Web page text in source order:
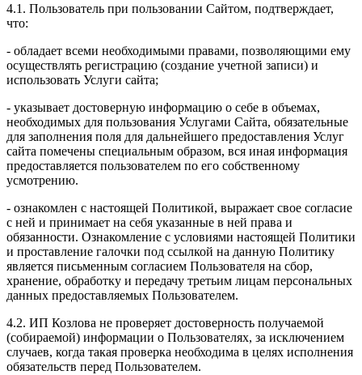
4.1. Пользователь при пользовании Сайтом, подтверждает,
что:
- обладает всеми необходимыми правами, позволяющими ему
осуществлять регистрацию (создание учетной записи) и
использовать Услуги сайта;
- указывает достоверную информацию о себе в объемах,
необходимых для пользования Услугами Сайта, обязательные
для заполнения поля для дальнейшего предоставления Услуг
сайта помечены специальным образом, вся иная информация
предоставляется пользователем по его собственному
усмотрению.
- ознакомлен с настоящей Политикой, выражает свое согласие
с ней и принимает на себя указанные в ней права и
обязанности. Ознакомление с условиями настоящей Политики
и проставление галочки под ссылкой на данную Политику
является письменным согласием Пользователя на сбор,
хранение, обработку и передачу третьим лицам персональных
данных предоставляемых Пользователем.
4.2. ИП Козлова не проверяет достоверность получаемой
(собираемой) информации о Пользователях, за исключением
случаев, когда такая проверка необходима в целях исполнения
обязательств перед Пользователем.